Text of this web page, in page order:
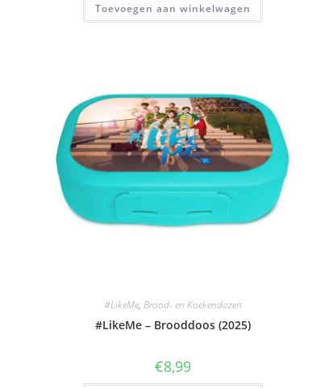
Toevoegen aan winkelwagen
#LikeMe, Brood- en Koekendozen
#LikeMe – Brooddoos (2025)
€8,99